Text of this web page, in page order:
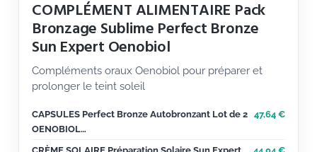
COMPLÉMENT ALIMENTAIRE Pack
Bronzage Sublime Perfect Bronze
Sun Expert Oenobiol
Compléments oraux Oenobiol pour préparer et
prolonger le teint soleil
CAPSULES Perfect Bronze Autobronzant Lot de 2
OENOBIOL…
47,64 €